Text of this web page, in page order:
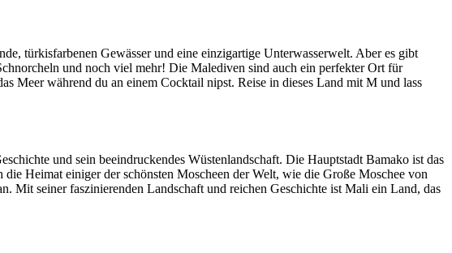
türkisfarbenen Gewässer und eine einzigartige Unterwasserwelt. Aber es gibt
und noch viel mehr! Die Malediven sind auch ein perfekter Ort für
Meer während du an einem Cocktail nipst. Reise in dieses Land mit M und lass
und sein beeindruckendes Wüstenlandschaft. Die Hauptstadt Bamako ist das
Heimat einiger der schönsten Moscheen der Welt, wie die Große Moschee von
Mit seiner faszinierenden Landschaft und reichen Geschichte ist Mali ein Land, das